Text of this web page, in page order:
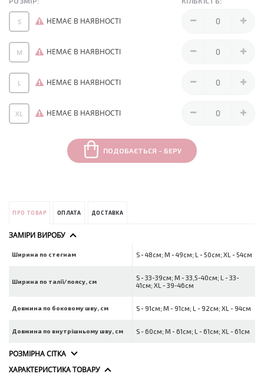
S НЕМАЄ В НАЯВНОСТІ
M НЕМАЄ В НАЯВНОСТІ
L НЕМАЄ В НАЯВНОСТІ
XL НЕМАЄ В НАЯВНОСТІ
ПОДОБАЄТЬСЯ - БЕРУ
ПРО ТОВАР ОПЛАТА ДОСТАВКА
ЗАМІРИ ВИРОБУ
Ширина по стегнам S - 48см; M - 49см; L - 50см; XL - 54см
Ширина по талії/поясу, см
S - 33-39см; M - 33,5-40см; L - 33-
41см; XL - 39-46см
Довжина по боковому шву, см S - 91см; M - 91см; L - 92см; XL - 94см
Довжина по внутрішньому шву, см S - 60см; M - 61см; L - 61см; XL - 61см
РОЗМІРНА СІТКА
ХАРАКТЕРИСТИКА ТОВАРУ